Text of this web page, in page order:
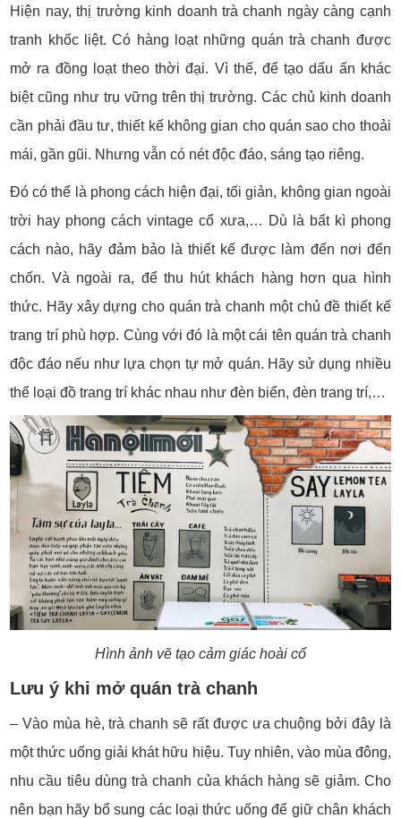
Hiện nay, thị trường kinh doanh trà chanh ngày càng cạnh
tranh khốc liệt. Có hàng loạt những quán trà chanh được
mở ra đồng loạt theo thời đại. Vì thế, để tạo dấu ấn khác
biệt cũng như trụ vững trên thị trường. Các chủ kinh doanh
cần phải đầu tư, thiết kế không gian cho quán sao cho thoải
mái, gần gũi. Nhưng vẫn có nét độc đáo, sáng tạo riêng.
Đó có thể là phong cách hiện đại, tối giản, không gian ngoài
trời hay phong cách vintage cổ xưa,… Dù là bất kì phong
cách nào, hãy đảm bảo là thiết kế được làm đến nơi đến
chốn. Và ngoài ra, để thu hút khách hàng hơn qua hình
thức. Hãy xây dựng cho quán trà chanh một chủ đề thiết kế
trang trí phù hợp. Cùng với đó là một cái tên quán trà chanh
độc đáo nếu như lựa chọn tự mở quán. Hãy sử dụng nhiều
thể loại đồ trang trí khác nhau như đèn biển, đèn trang trí,…
Hình ảnh vẽ tạo cảm giác hoài cổ
Lưu ý khi mở quán trà chanh
– Vào mùa hè, trà chanh sẽ rất được ưa chuộng bởi đây là
một thức uống giải khát hữu hiệu. Tuy nhiên, vào mùa đông,
nhu cầu tiêu dùng trà chanh của khách hàng sẽ giảm. Cho
nên bạn hãy bổ sung các loại thức uống để giữ chân khách